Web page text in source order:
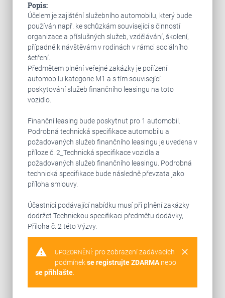
Popis:
Účelem je zajištění služebního automobilu, který bude
používán např. ke schůzkám související s činností
organizace a příslušných služeb, vzdělávání, školení,
případně k návštěvám v rodinách v rámci sociálního
šetření.
Předmětem plnění veřejné zakázky je pořízení
automobilu kategorie M1 a s tím související
poskytování služeb finančního leasingu na toto
vozidlo.
Finanční leasing bude poskytnut pro 1 automobil.
Podrobná technická specifikace automobilu a
požadovaných služeb finančního leasingu je uvedena v
příloze č. 2_Technická specifikace vozidla a
požadovaných služeb finančního leasingu. Podrobná
technická specifikace bude následně převzata jako
příloha smlouvy.
Účastníci podávající nabídku musí při plnění zakázky
dodržet Technickou specifikaci předmětu dodávky,
Příloha č. 2 této Výzvy.
warning clear
UPOZORNĚNÍ: pro zobrazení zadávacích
podmínekse registrujte ZDARMAnebo
se přihlašte.